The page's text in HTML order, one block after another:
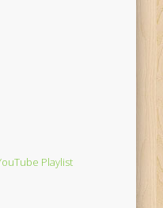
Playlist